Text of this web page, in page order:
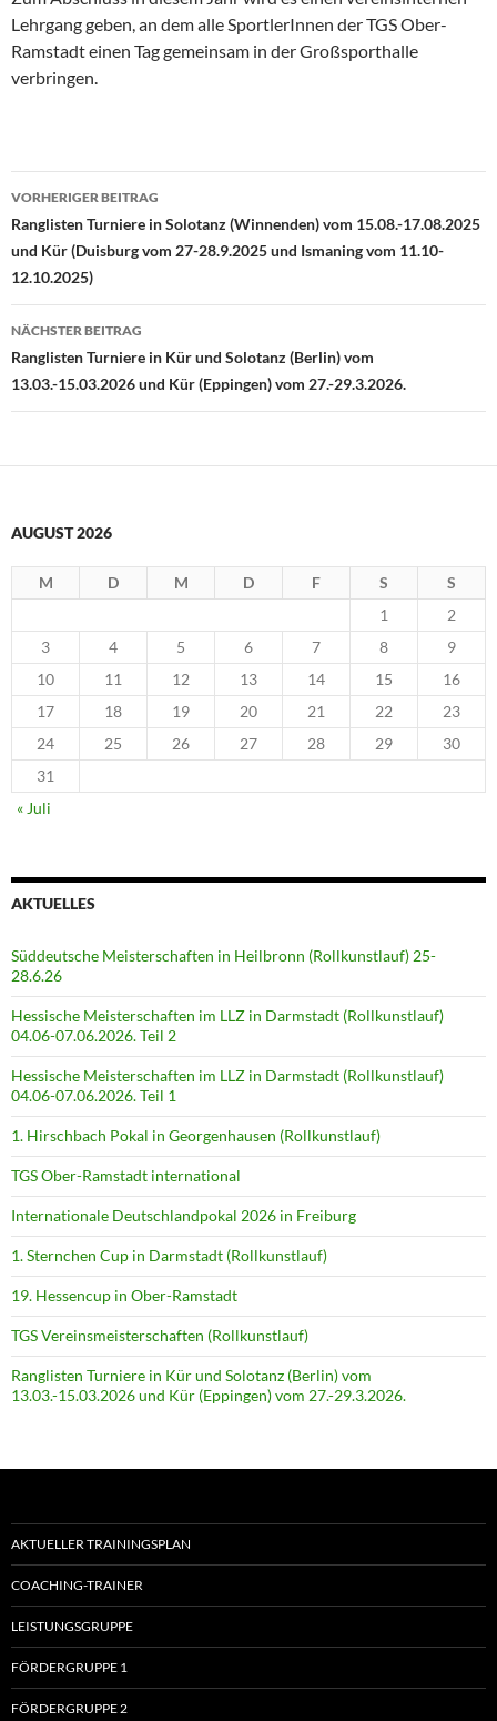
Lehrgang geben, an dem alle SportlerInnen der TGS Ober-
Ramstadt einen Tag gemeinsam in der Großsporthalle
verbringen.
Beitragsnavigation
VORHERIGER BEITRAG
Ranglisten Turniere in Solotanz (Winnenden) vom 15.08.-17.08.2025
und Kür (Duisburg vom 27-28.9.2025 und Ismaning vom 11.10-
12.10.2025)
NÄCHSTER BEITRAG
Ranglisten Turniere in Kür und Solotanz (Berlin) vom
13.03.-15.03.2026 und Kür (Eppingen) vom 27.-29.3.2026.
AUGUST 2026
M D M D F S
S
1
2
3
4 5 6 7 8
9
10
11 12 13 14 15
16
17
18 19 20 21 22
23
24
25 26 27 28 29
30
31
« Juli
AKTUELLES
Süddeutsche Meisterschaften in Heilbronn (Rollkunstlauf) 25-
28.6.26
Hessische Meisterschaften im LLZ in Darmstadt (Rollkunstlauf)
04.06-07.06.2026. Teil 2
Hessische Meisterschaften im LLZ in Darmstadt (Rollkunstlauf)
04.06-07.06.2026. Teil 1
1. Hirschbach Pokal in Georgenhausen (Rollkunstlauf)
TGS Ober-Ramstadt international
Internationale Deutschlandpokal 2026 in Freiburg
1. Sternchen Cup in Darmstadt (Rollkunstlauf)
19. Hessencup in Ober-Ramstadt
TGS Vereinsmeisterschaften (Rollkunstlauf)
Ranglisten Turniere in Kür und Solotanz (Berlin) vom
13.03.-15.03.2026 und Kür (Eppingen) vom 27.-29.3.2026.
AKTUELLER TRAININGSPLAN
COACHING-TRAINER
LEISTUNGSGRUPPE
FÖRDERGRUPPE 1
FÖRDERGRUPPE 2